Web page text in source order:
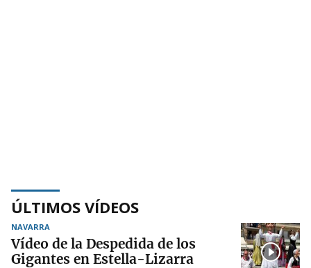
ÚLTIMOS VÍDEOS
NAVARRA
Vídeo de la Despedida de los
Gigantes en Estella-Lizarra